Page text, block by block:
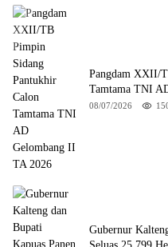
Pangdam XXII/
Tamtama TNI
08/07/2026
Gubernur
Seluas 25.799